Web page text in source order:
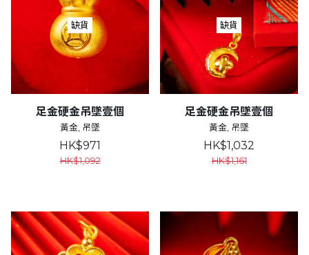
缺貨
足金硬金吊墜壹個
黃金, 吊墜
HK$971
HK$1,092
缺貨
足金硬金吊墜壹個
黃金, 吊墜
HK$1,032
HK$1,161